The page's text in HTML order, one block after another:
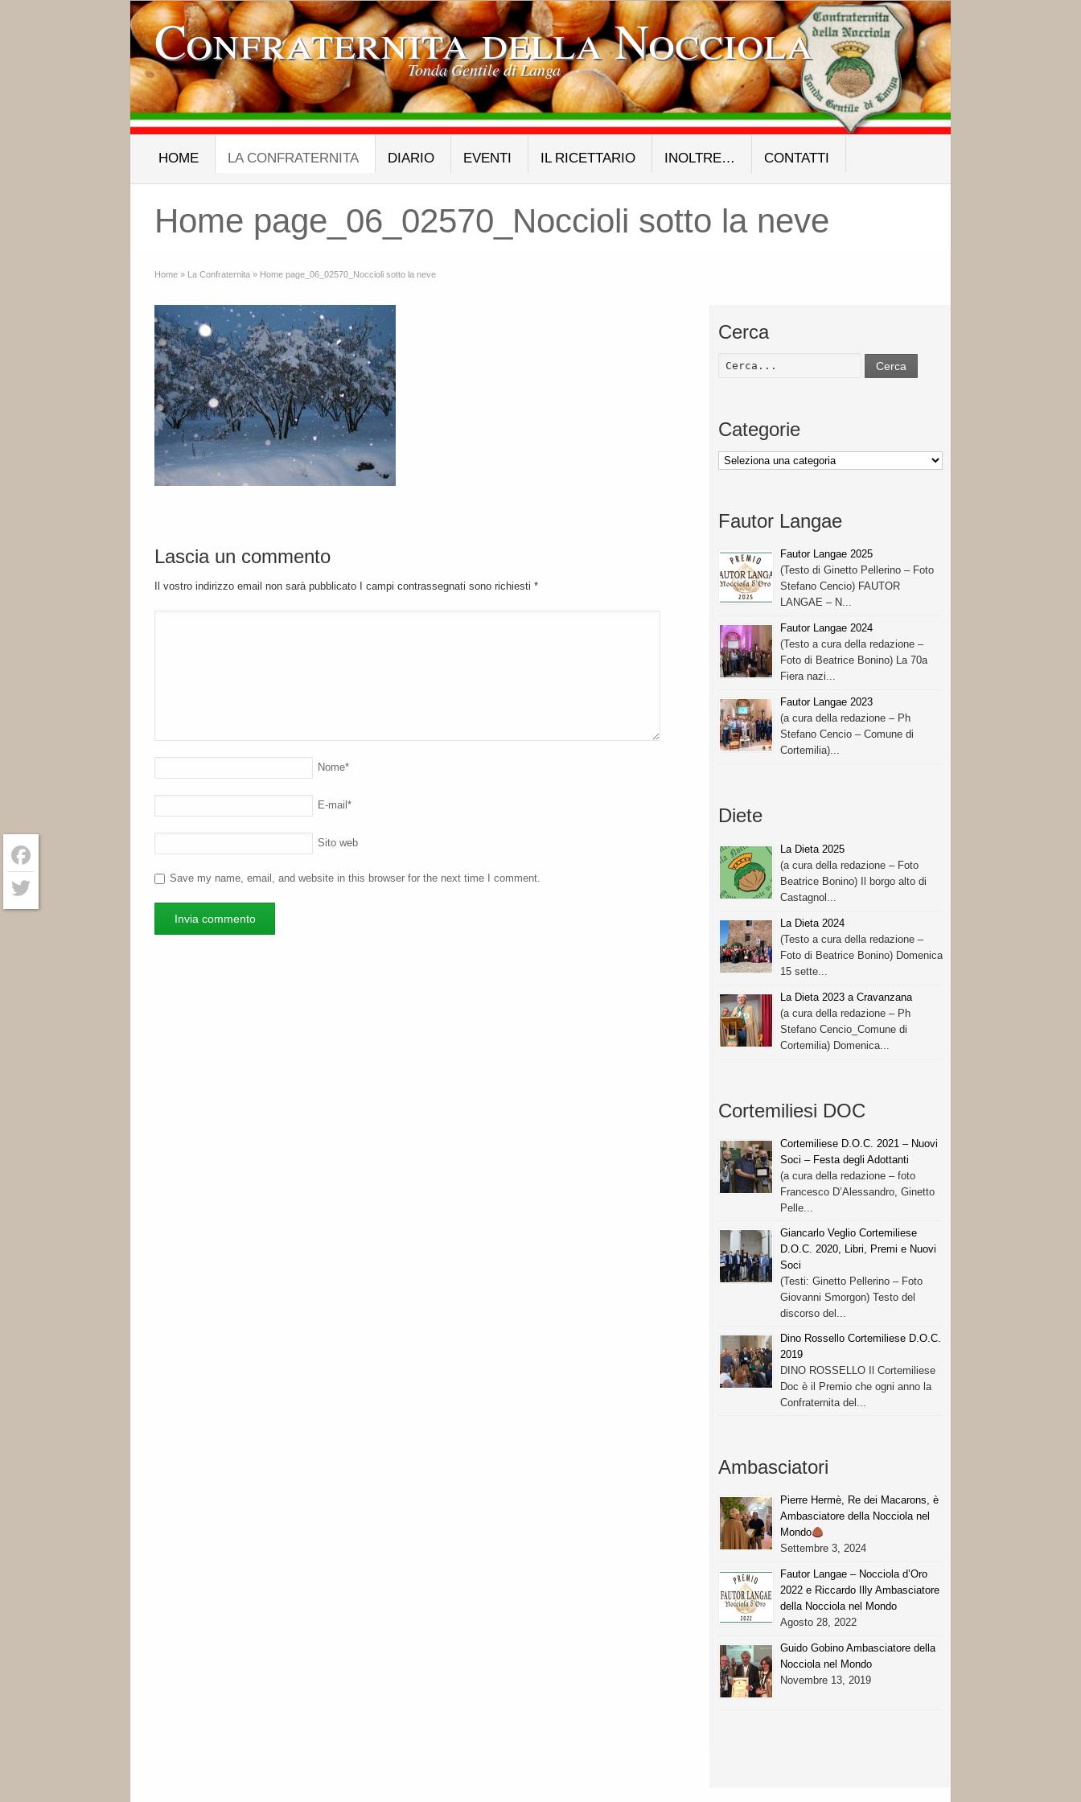
Confraternita della Nocciola
Tonda Gentile di Langa
HOME LA CONFRATERNITA DIARIO EVENTI IL RICETTARIO INOLTRE… CONTATTI
Home page_06_02570_Noccioli sotto la neve
Home » La Confraternita » Home page_06_02570_Noccioli sotto la neve
Lascia un commento
Il vostro indirizzo email non sarà pubblicato I campi contrassegnati sono richiesti *
Nome*
E-mail *
Sito web
Save my name, email, and website in this browser for the next time I comment.
Cerca
Cerca
Categorie
Categorie
Fautor Langae
Fautor Langae 2025
(Testo di Ginetto Pellerino – Foto
Stefano Cencio) FAUTOR
LANGAE – N...
Fautor Langae 2024
(Testo a cura della redazione –
Foto di Beatrice Bonino) La 70a
Fiera nazi...
Fautor Langae 2023
(a cura della redazione – Ph
Stefano Cencio – Comune di
Cortemilia)...
Diete
La Dieta 2025
(a cura della redazione – Foto
Beatrice Bonino) Il borgo alto di
Castagnol...
La Dieta 2024
(Testo a cura della redazione –
Foto di Beatrice Bonino) Domenica
15 sette...
La Dieta 2023 a Cravanzana
(a cura della redazione – Ph
Stefano Cencio_Comune di
Cortemilia) Domenica...
Cortemiliesi DOC
Cortemiliese D.O.C. 2021 – Nuovi
Soci – Festa degli Adottanti
(a cura della redazione – foto
Francesco D’Alessandro, Ginetto
Pelle...
Giancarlo Veglio Cortemiliese
D.O.C. 2020, Libri, Premi e Nuovi
Soci
(Testi: Ginetto Pellerino – Foto
Giovanni Smorgon) Testo del
discorso del...
Dino Rossello Cortemiliese D.O.C.
2019
DINO ROSSELLO Il Cortemiliese
Doc è il Premio che ogni anno la
Confraternita del...
Ambasciatori
Pierre Hermè, Re dei Macarons, è
Ambasciatore della Nocciola nel
Mondo
Settembre 3, 2024
Fautor Langae – Nocciola d’Oro
2022 e Riccardo Illy Ambasciatore
della Nocciola nel Mondo
Agosto 28, 2022
Guido Gobino Ambasciatore della
Nocciola nel Mondo
Novembre 13, 2019
Facebook
Twitter